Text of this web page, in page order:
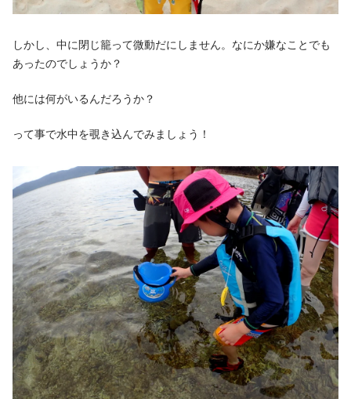
しかし、中に閉じ籠って微動だにしません。なにか嫌なことでも
あったのでしょうか？
他には何がいるんだろうか？
って事で水中を覗き込んでみましょう！